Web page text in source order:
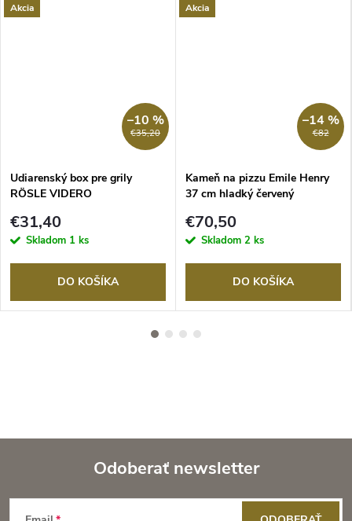
Akcia
€35,20
–10 %
Udiarenský box pre grily
RÖSLE VIDERO
€31,40
Skladom 1 ks
DO KOŠÍKA
Akcia
€82
–14 %
Kameň na pizzu Emile Henry
37 cm hladký červený
€70,50
Skladom 2 ks
DO KOŠÍKA
Z
Odoberať newsletter